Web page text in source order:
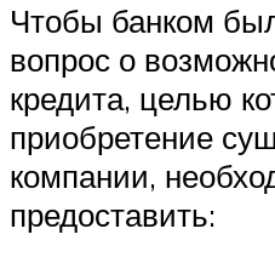
Чтобы банком
вопрос о
кредита, целью
приобретение
компании,
предоставить: